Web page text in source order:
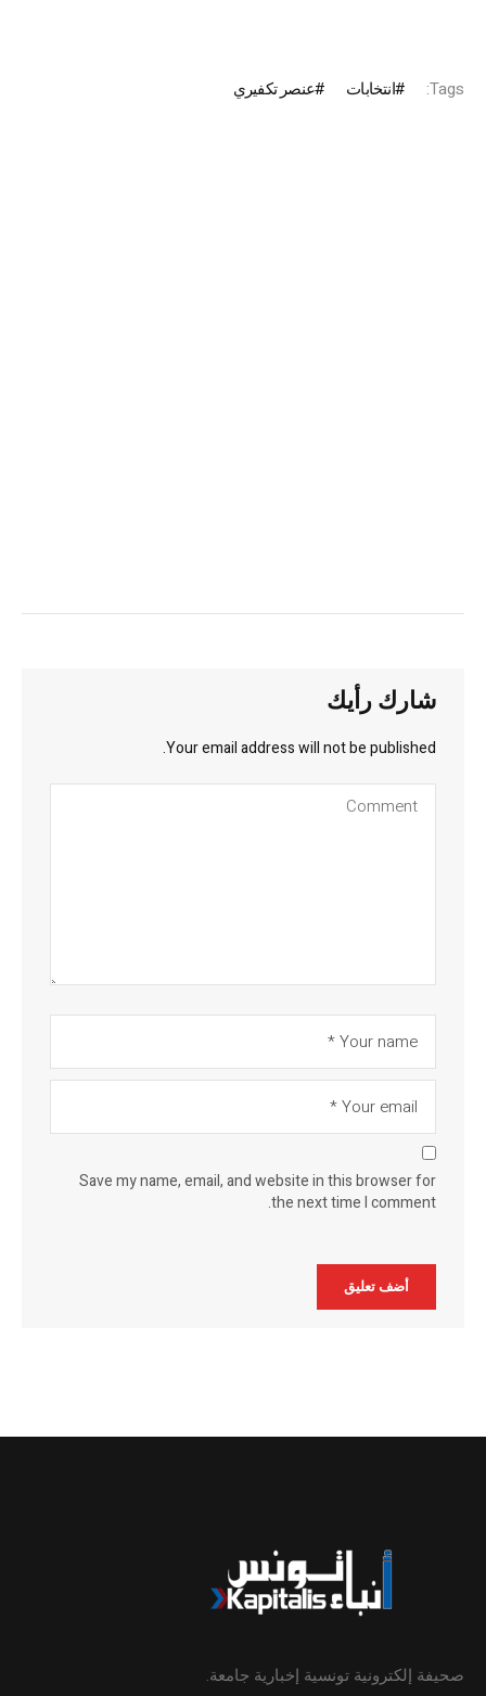
Tags: انتخابات عنصر تكفيري
شارك رأيك
Your email address will not be published.
Save my name, email, and website in this browser for
the next time I comment.
صحيفة إلكترونية تونسية إخبارية جامعة.